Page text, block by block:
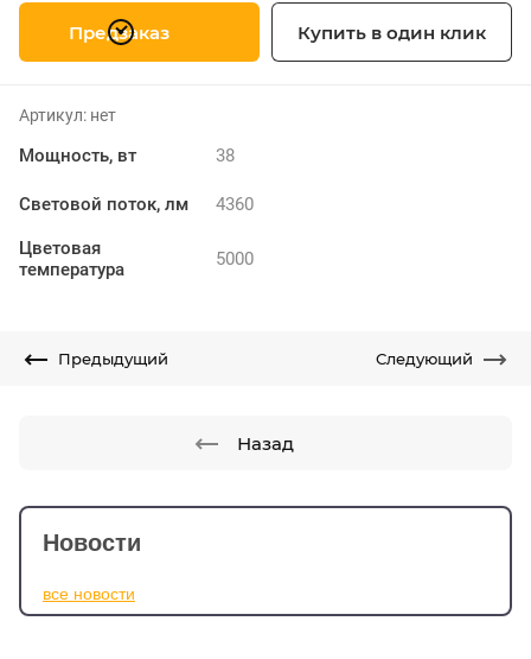
Новости
все новости
Предзаказ Купить в один клик
Артикул: нет
Мощность, вт 38
Световой поток, лм 4360
Цветовая
температура
5000
Предыдущий Следующий
Назад